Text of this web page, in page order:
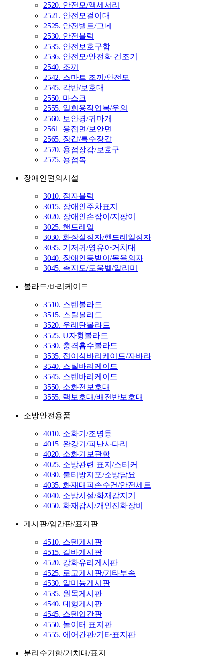
2520. 안전모/액세서리
2521. 안전모걸이대
2525. 안전벨트/그네
2530. 안전블럭
2535. 안전보호구함
2536. 안전모/안전화 건조기
2540. 조끼
2542. 스마트 조끼/안전모
2545. 각반/보호대
2550. 마스크
2555. 일회용작업복/우의
2560. 보안경/귀마개
2561. 용접면/보안면
2565. 장갑/특수장갑
2570. 용접장갑/보호구
2575. 용접복
장애인편의시설
3010. 점자블럭
3015. 장애인주차표지
3020. 장애인손잡이/지팡이
3025. 핸드레일
3030. 화장실점자/핸드레일점자
3035. 기저귀/영유아거치대
3040. 장애인등받이/목욕의자
3045. 촉지도/도움벨/알리미
볼라드/바리케이드
3510. 스텐볼라드
3515. 스틸볼라드
3520. 우레탄볼라드
3525. U자형볼라드
3530. 충격흡수볼라드
3535. 접이식바리케이드/자바라
3540. 스틸바리케이드
3545. 스텐바리케이드
3550. 소화전보호대
3555. 랙보호대/배전반보호대
소방안전용품
4010. 소화기/조명등
4015. 완강기/피난사다리
4020. 소화기보관함
4025. 소방관련 표지/스티커
4030. 불티방지포/소방담요
4035. 화재대피손수건/안전세트
4040. 소방시설/화재감지기
4050. 화재감시/개인진화장비
게시판/입간판/표지판
4510. 스텐게시판
4515. 갈바게시판
4520. 강화유리게시판
4525. 로고게시판/기타부속
4530. 알미늄게시판
4535. 원목게시판
4540. 대형게시판
4545. 스텐입간판
4550. 놀이터 표지판
4555. 에어간판/기타표지판
분리수거함/거치대/표지